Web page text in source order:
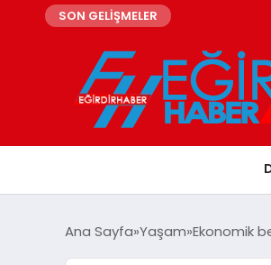
SON GELİŞMELER
Ana Sayfa Yaşam Ekonomik